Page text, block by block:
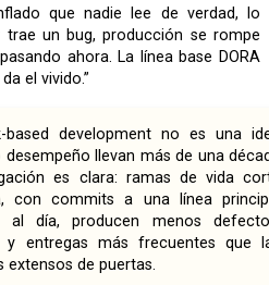
un bug, producción se rompe
ahora. La línea base DORA
el vivido.”
based development no es una
llevan más de una
es clara: ramas de vida
con commits a una línea
al día, producen menos
y entregas más frecuentes que
extensos de puertas.